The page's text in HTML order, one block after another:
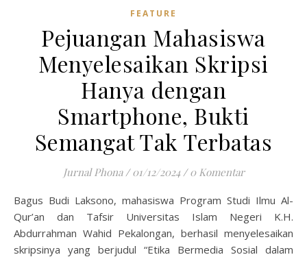
FEATURE
Pejuangan Mahasiswa
Menyelesaikan Skripsi
Hanya dengan
Smartphone, Bukti
Semangat Tak Terbatas
Jurnal Phona / 01/12/2024 / 0 Komentar
Bagus Budi Laksono, mahasiswa Program Studi Ilmu Al-
Qur’an dan Tafsir Universitas Islam Negeri K.H.
Abdurrahman Wahid Pekalongan, berhasil menyelesaikan
skripsinya yang berjudul “Etika Bermedia Sosial dalam